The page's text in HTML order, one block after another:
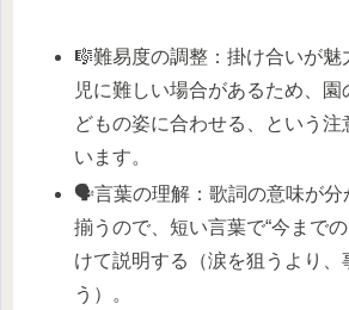
🎼難易度の調整：掛け合いが魅
児に難しい場合があるため、園
どもの姿に合わせる、という注
います。​
🗣️言葉の理解：歌詞の意味が分
揃うので、短い言葉で“今まで
けて説明する（涙を狙うより、
う）。​